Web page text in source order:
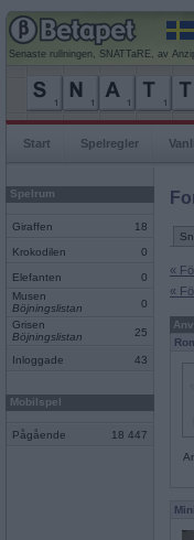
Senaste rullningen, SNATTaRE, av
Start Spelregler
Spelrum
Giraffen 18
Krokodilen 0
Elefanten
0
Musen
Böjningslistan
0
Grisen
Böjningslistan
25
Inloggade 43
Mobilspel
Pågående 18 447
«
«